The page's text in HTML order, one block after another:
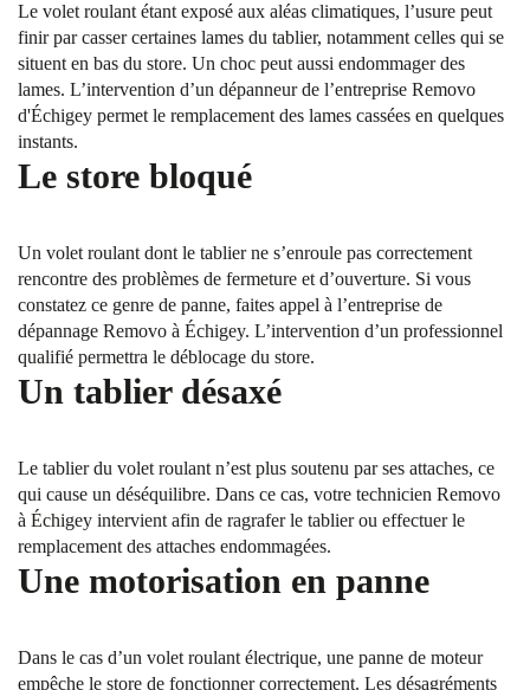
Le volet roulant étant exposé aux aléas climatiques, l’usure peut
finir par casser certaines lames du tablier, notamment celles qui se
situent en bas du store. Un choc peut aussi endommager des
lames. L’intervention d’un dépanneur de l’entreprise Removo
d'Échigey permet le remplacement des lames cassées en quelques
instants.
Le store bloqué
Un volet roulant dont le tablier ne s’enroule pas correctement
rencontre des problèmes de fermeture et d’ouverture. Si vous
constatez ce genre de panne, faites appel à l’entreprise de
dépannage Removo à Échigey. L’intervention d’un professionnel
qualifié permettra le déblocage du store.
Un tablier désaxé
Le tablier du volet roulant n’est plus soutenu par ses attaches, ce
qui cause un déséquilibre. Dans ce cas, votre technicien Removo
à Échigey intervient afin de ragrafer le tablier ou effectuer le
remplacement des attaches endommagées.
Une motorisation en panne
Dans le cas d’un volet roulant électrique, une panne de moteur
empêche le store de fonctionner correctement. Les désagréments